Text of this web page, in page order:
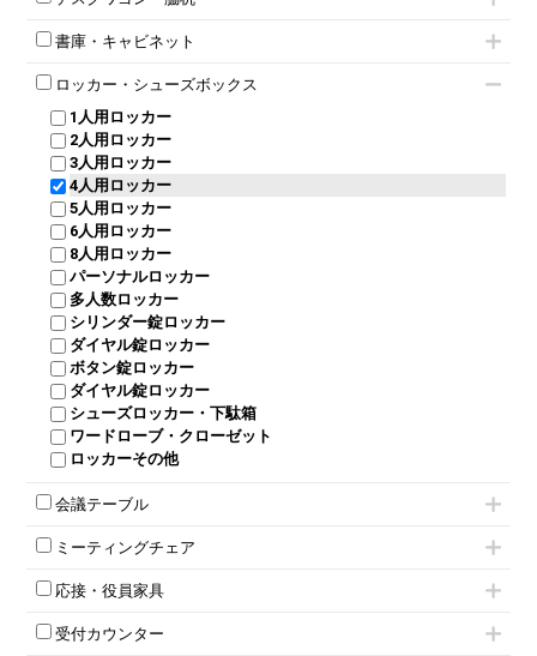
オフィスチェアその他
フリーアドレスデスク（ベンチデスク）
昇降デスク
両袖机
インワゴン2段
インワゴン3段
脇机
書庫・キャビネット
ハイキャビネット
ローキャビネット
両開きキャビネット
スチールキャビネット
上下連結キャビネット
整理ケース（ペーパーケース）
軽量ラック（スチールラック）
メタルラック
収納家具その他
オープン書庫
両開書庫
引き違い書庫
ラテラル書庫
ロッカー・シューズボックス
1人用ロッカー
2人用ロッカー
3人用ロッカー
4人用ロッカー
5人用ロッカー
6人用ロッカー
8人用ロッカー
パーソナルロッカー
多人数ロッカー
シリンダー錠ロッカー
ダイヤル錠ロッカー
ボタン錠ロッカー
ダイヤル錠ロッカー
シューズロッカー・下駄箱
ワードローブ・クローゼット
ロッカーその他
会議テーブル
スタッキングテーブル
ネスティングテーブル
カウンターテーブル
ミーティングチェア
キャスター付きミーティングチェア
スタッキングミーティングチェア
テーブル付きミーティングチェア
応接・役員家具
応接セット
応接ソファ
受付カウンター